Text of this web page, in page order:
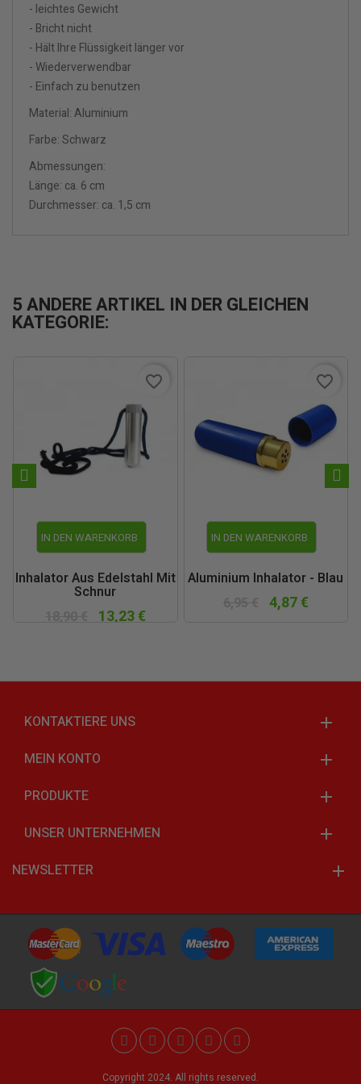
- leichtes Gewicht
- Bricht nicht
- Hält Ihre Flüssigkeit länger vor
- Wiederverwendbar
- Einfach zu benutzen
Material: Aluminium
Farbe: Schwarz
Abmessungen:
Länge: ca. 6 cm
Durchmesser: ca. 1,5 cm
5 ANDERE ARTIKEL IN DER GLEICHEN
KATEGORIE:
IN DEN WARENKORB
Inhalator Aus Edelstahl Mit
Schnur
13,23 €
favorite_border
IN DEN WARENKORB
Aluminium Inhalator - Blau
4,87 €
favorite_border
KONTAKTIERE UNS
MEIN KONTO
PRODUKTE
UNSER UNTERNEHMEN
NEWSLETTER
Copyright 2024. All rights reserved.